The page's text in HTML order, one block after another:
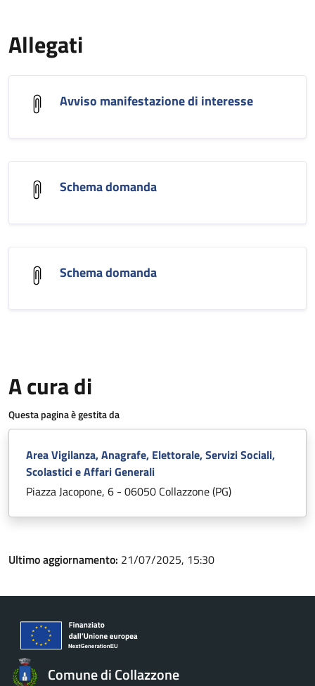
Allegati
Avviso manifestazione di interesse
Schema domanda
Schema domanda
A cura di
Questa pagina è gestita da
Area Vigilanza, Anagrafe, Elettorale, Servizi Sociali,
Scolastici e Affari Generali
Piazza Jacopone, 6 - 06050 Collazzone (PG)
Ultimo aggiornamento: 21/07/2025, 15:30
Comune di Collazzone